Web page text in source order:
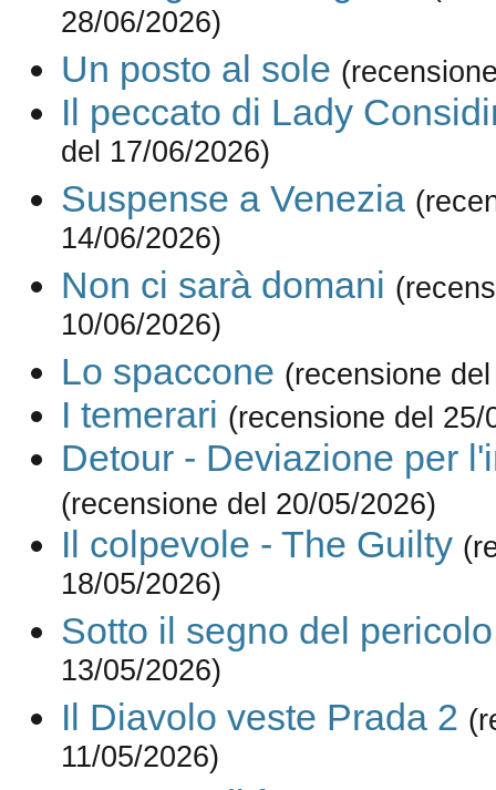
28/06/2026)
Un posto al sole
Il peccato di Lady
del 17/06/2026)
Suspense a Venezia
14/06/2026)
Non ci sarà domani
10/06/2026)
Lo spaccone (recensione
I temerari (recensione del 25/
Detour - Deviazione per
(recensione del 20/05/2026)
Il colpevole - The Guilty
18/05/2026)
Sotto il segno del pericolo
13/05/2026)
Il Diavolo veste Prada 2
11/05/2026)